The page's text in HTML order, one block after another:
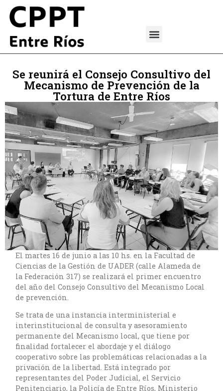
Se reunirá el Consejo Consultivo del
Mecanismo de Prevención de la
Tortura de Entre Ríos
El martes 16 de junio a las 10 hs. en la Facultad de
Ciencias de la Gestión de UADER (calle Alameda de
la Federación 317) se realizará el primer encuentro
del año del Consejo Consultivo del Mecanismo Local
de prevención.
Se trata de una instancia interministerial e
interinstitucional de consulta y asesoramiento
permanente del Mecanismo local, que tiene por
finalidad fortalecer el abordaje y el diálogo
cooperativo sobre las problemáticas relacionadas a la
privación de la libertad. Está integrado por
representantes del Poder Judicial, el Servicio
Penitenciario, la Policía de Entre Ríos, Ministerio